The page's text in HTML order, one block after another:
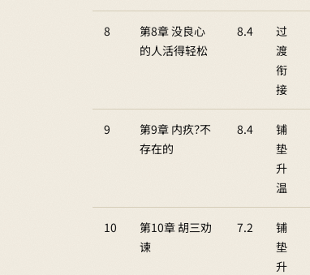
8
第8章 没良心
的人活得轻松
8.4
过
渡
衔
接
9
第9章 内疚？不
存在的
8.4
铺
垫
升
温
10
第10章 胡三劝
谏
7.2
铺
垫
升